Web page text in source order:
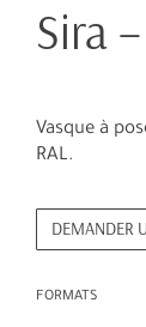
Sira
Vasque à
RAL.
DEMANDER
FORMATS